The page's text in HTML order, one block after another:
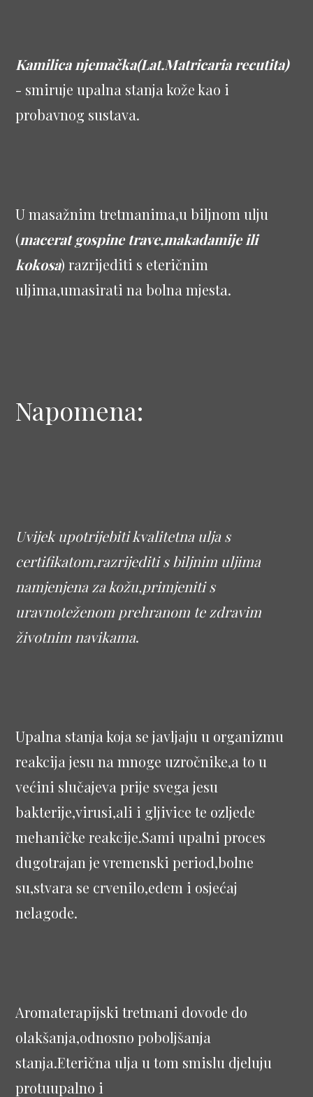
Kamilica njemačka(Lat.Matricaria recutita)
- smiruje upalna stanja kože kao i
probavnog sustava.
U masažnim tretmanima,u biljnom ulju
(macerat gospine trave,makadamije ili
kokosa) razrijediti s eteričnim
uljima,umasirati na bolna mjesta.
Napomena:
Uvijek upotrijebiti kvalitetna ulja s
certifikatom,razrijediti s biljnim uljima
namjenjena za kožu,primjeniti s
uravnoteženom prehranom te zdravim
životnim navikama.
Upalna stanja koja se javljaju u organizmu
reakcija jesu na mnoge uzročnike,a to u
većini slučajeva prije svega jesu
bakterije,virusi,ali i gljivice te ozljede
mehaničke reakcije.Sami upalni proces
dugotrajan je vremenski period,bolne
su,stvara se crvenilo,edem i osjećaj
nelagode.
Aromaterapijski tretmani dovode do
olakšanja,odnosno poboljšanja
stanja.Eterična ulja u tom smislu djeluju
protuupalno i